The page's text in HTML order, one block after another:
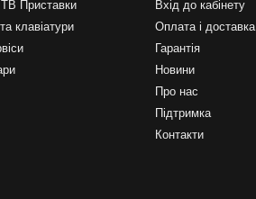
Приставки
клавіатури
Вхід до кабінету
Оплата і доставка
Гарантiя
Новини
Про нас
Підтримка
Контакти